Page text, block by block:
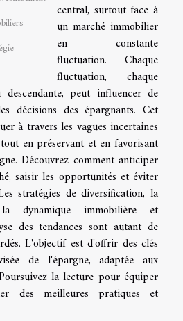
central, surtout face à
un marché immobilier
en constante
fluctuation. Chaque
fluctuation, chaque
descendante, peut influencer de
décisions des épargnants. Cet
à travers les vagues incertaines
en préservant et en favorisant
Découvrez comment anticiper
saisir les opportunités et éviter
stratégies de diversification, la
dynamique immobilière et
des tendances sont autant de
L'objectif est d'offrir des clés
de l'épargne, adaptée aux
la lecture pour équiper
des meilleures pratiques et